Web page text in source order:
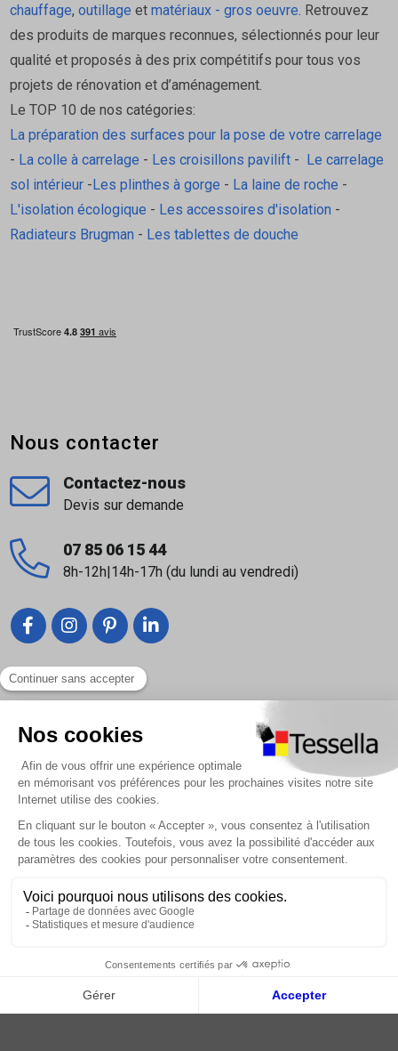
chauffage, outillage et matériaux - gros oeuvre. Retrouvez
des produits de marques reconnues, sélectionnés pour leur
qualité et proposés à des prix compétitifs pour tous vos
projets de rénovation et d’aménagement.
Le TOP 10 de nos catégories:
La préparation des surfaces pour la pose de votre carrelage
- La colle à carrelage - Les croisillons pavilift-
Le carrelage
sol intérieur- Les plinthes à gorge - La laine de roche -
L'isolation écologique - Les accessoires d'isolation -
Radiateurs Brugman - Les tablettes de douche
Liens utiles
Nous contacter
À propos
Paiement sécurisé
Livraison | Retour client
Nos tutos
Connexion / Inscription
Nous contacter
Contactez-nous
Devis sur demande
07 85 06 15 44
8h-12h|14h-17h (du lundi au vendredi)
2018 - 2026 © Tessella, Tous droits réservés